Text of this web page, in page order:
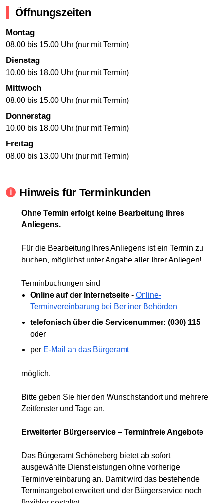
Öffnungszeiten
Montag
08.00 bis 15.00 Uhr (nur mit Termin)
Dienstag
10.00 bis 18.00 Uhr (nur mit Termin)
Mittwoch
08.00 bis 15.00 Uhr (nur mit Termin)
Donnerstag
10.00 bis 18.00 Uhr (nur mit Termin)
Freitag
08.00 bis 13.00 Uhr (nur mit Termin)
Hinweis für Terminkunden
Ohne Termin erfolgt keine Bearbeitung Ihres
Anliegens.
Für die Bearbeitung Ihres Anliegens ist ein Termin zu
buchen, möglichst unter Angabe aller Ihrer Anliegen!
Terminbuchungen sind
Online auf der Internetseite- Online-
Terminvereinbarung bei Berliner Behörden
telefonisch über die Servicenummer: (030) 115
oder
per E-Mail an das Bürgeramt
möglich.
Bitte geben Sie hier den Wunschstandort und mehrere
Zeitfenster und Tage an.
Erweiterter Bürgerservice – Terminfreie Angebote
Das Bürgeramt Schöneberg bietet ab sofort
ausgewählte Dienstleistungen ohne vorherige
Terminvereinbarung an. Damit wird das bestehende
Terminangebot erweitert und der Bürgerservice noch